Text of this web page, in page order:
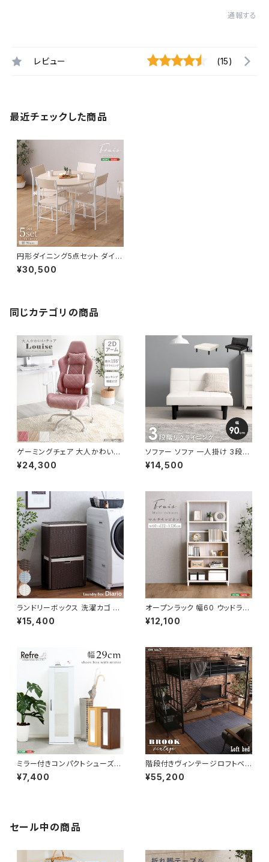
通報する
レビュー (15)
最近チェックした商品
円形ダイニング5点セット ダイニ
ングテーブルセット ダイニングテ
ーブル ダイニングチェア 新生活
¥30,500
同じカテゴリの商品
ゲーミングチェア 大人かわいい
チェア エレガントチェア ワーク
チェア オフィスチェア イス チェ
¥24,300
ソファー ソファ 一人掛け 3段階
リクライニング ローソファー 一
人暮らし 新生活 幅90
¥14,500
ランドリーボックス 洗濯カゴ 幅
50 奥行25 高さ80 完成品 新
生活 一人暮らし ランドリー収納
¥15,400
オープンラック 幅60 ウッドラッ
ク ラック シェルフ 収納棚 マル
チキャビネット ディスプレイラッ
¥12,100
ミラー付きコンパクトシューズラ
ック 幅29 シューズボックス シ
ューズラック 下駄箱 靴箱 玄関
¥7,400
階段付きヴィンテージロフトベッ
ド シングルベッド パイプベッド
ロフトベッド bed ロフト ハシゴ
¥55,200
セール中の商品